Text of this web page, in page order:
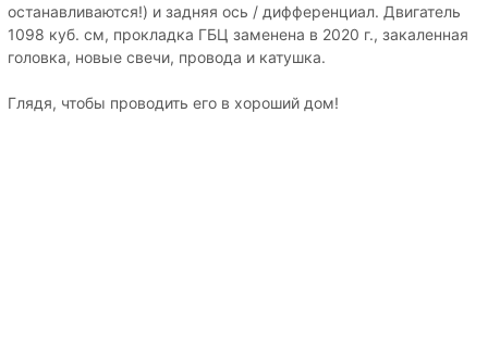
останавливаются!) и задняя ось / дифференциал. Двигатель
1098 куб. см, прокладка ГБЦ заменена в 2020 г., закаленная
головка, новые свечи, провода и катушка.
Глядя, чтобы проводить его в хороший дом!